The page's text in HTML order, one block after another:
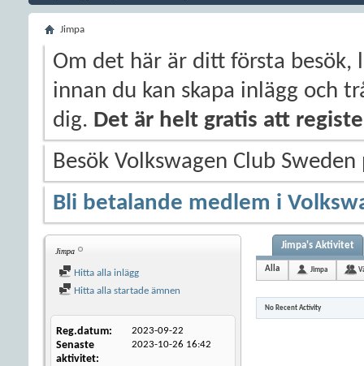
Jimpa
Om det här är ditt första besök,
innan du kan skapa inlägg och
dig. Det är helt gratis att
Besök Volkswagen Club
Bli betalande medlem i
Jimpa
Hitta alla inlägg
Hitta alla startade ämnen
Reg.datum 2023-09-22
Senaste
aktivitet
2023-10-26 16:42
Jimpa's Aktivitet
Alla Jimpa
No Recent Activity